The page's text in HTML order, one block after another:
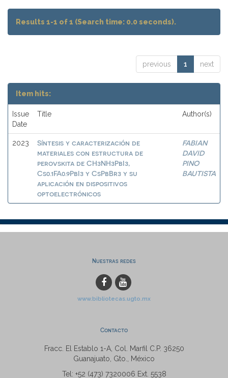
Results 1-1 of 1 (Search time: 0.0 seconds).
previous 1 next
Item hits:
Issue
Date
Title Author(s)
2023
Síntesis y caracterización de
materiales con estructura de
perovskita de CH3NH3PbI3,
Cs0.1FA0.9PbI3 y CsPbBr3 y su
aplicación en dispositivos
optoelectrónicos
FABIAN
DAVID
PINO
BAUTISTA
Nuestras redes
www.bibliotecas.ugto.mx
Contacto
Fracc. El Establo 1-A, Col. Marfil C.P. 36250
Guanajuato, Gto., México
Tel: +52 (473) 7320006 Ext. 5538